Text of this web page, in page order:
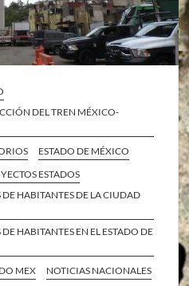
DEL TREN MÉXICO-
ESTADO DE MÉXICO
ESTADOS
HABITANTES DE LA CIUDAD
HABITANTES EN EL ESTADO DE
MEX
NOTICIAS NACIONALES